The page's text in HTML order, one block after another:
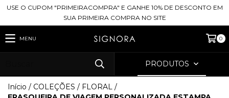
USE O CUPOM "PRIMEIRACOMPRA" E GANHE 10% DE DESCONTO EM
SUA PRIMEIRA COMPRA NO SITE
MENU 0
PRODUTOS
Início / COLEÇÕES / FLORAL /